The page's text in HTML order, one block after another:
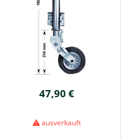
47,90 €
ausverkauft